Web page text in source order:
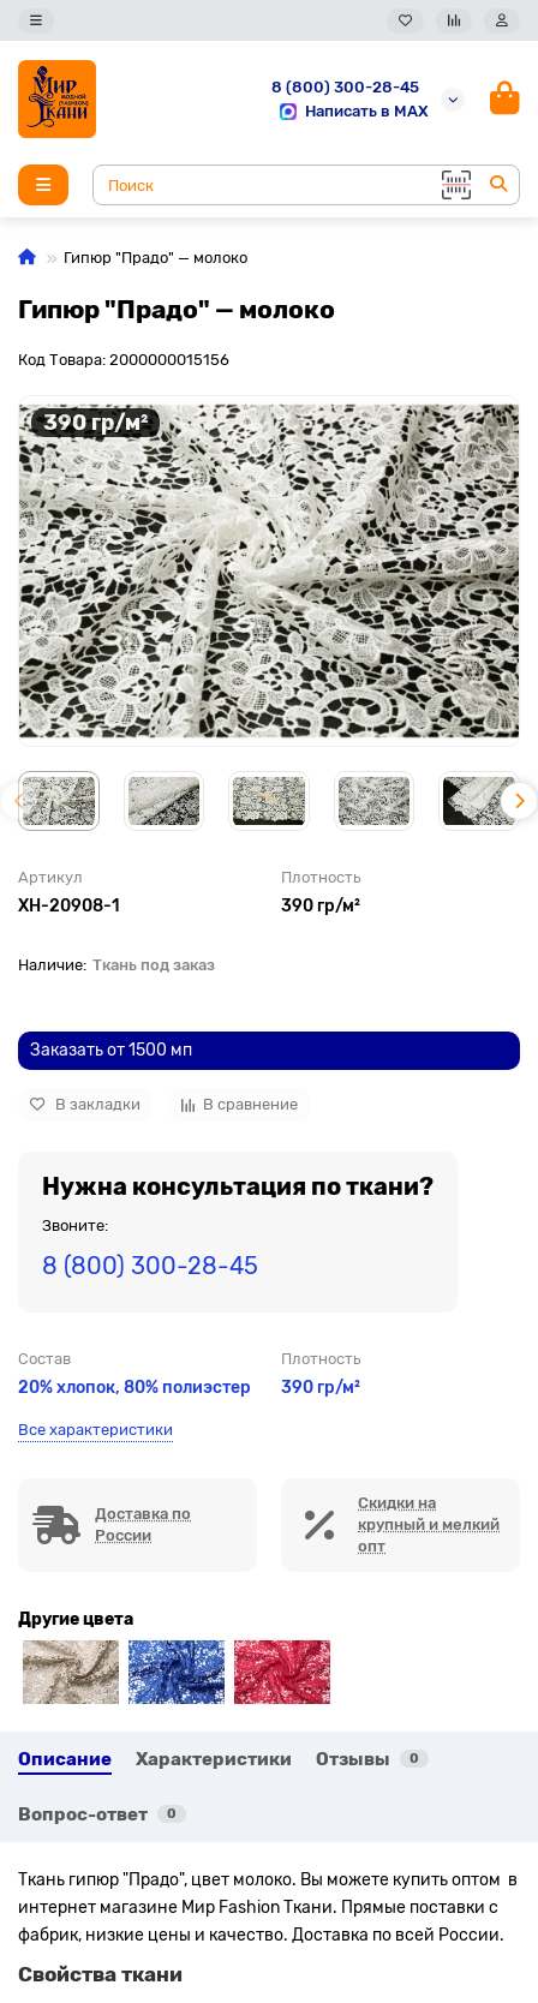
8 (800) 300-28-45
Написать в MAX
Гипюр "Прадо" — молоко
Гипюр "Прадо" — молоко
Код Товара: 2000000015156
390 гр/м²
Артикул
XH-20908-1
Плотность
390 гр/м²
Ткань под заказ
Заказать от 1500 мп
В закладки В сравнение
Нужна консультация по ткани?
Звоните:
8 (800) 300-28-45
Состав
20% хлопок, 80% полиэстер
Плотность
390 гр/м²
Все характеристики
Доставка по
России
Скидки на
крупный и мелкий
опт
Другие цвета
Описание Характеристики Отзывы 0
Вопрос-ответ 0
Ткань гипюр "Прадо", цвет молоко. Вы можете купить оптом в
интернет магазине Мир Fashion Ткани. Прямые поставки с
фабрик, низкие цены и качество. Доставка по всей России.
Свойства ткани